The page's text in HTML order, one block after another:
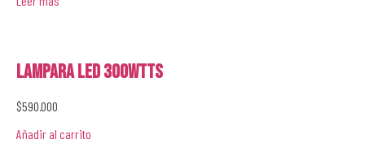
Lampara LED 300wtts
$590.000
Añadir al carrito